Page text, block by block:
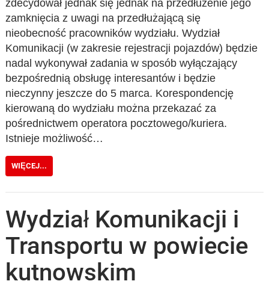
zdecydował jednak się jednak na przedłużenie jego
zamknięcia z uwagi na przedłużającą się
nieobecność pracowników wydziału. Wydział
Komunikacji (w zakresie rejestracji pojazdów) będzie
nadal wykonywał zadania w sposób wyłączający
bezpośrednią obsługę interesantów i będzie
nieczynny jeszcze do 5 marca. Korespondencję
kierowaną do wydziału można przekazać za
pośrednictwem operatora pocztowego/kuriera.
Istnieje możliwość…
WIĘCEJ...
Wydział Komunikacji i
Transportu w powiecie
kutnowskim